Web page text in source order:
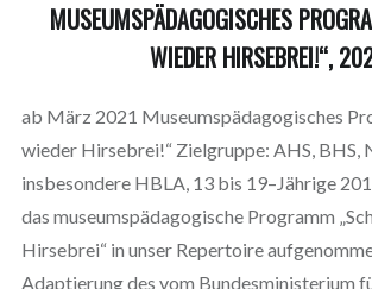
MUSEUMSPÄDAGOGISCHES
WIEDER HIRSEBREI!“,
ab März 2021 Museumspädagogisches
wieder Hirsebrei!“ Zielgruppe: AHS, BHS,
insbesondere HBLA, 13 bis 19–Jährige
das museumspädagogische Programm
Hirsebrei“ in unser Repertoire
Adaptierung des vom Bundesministerium